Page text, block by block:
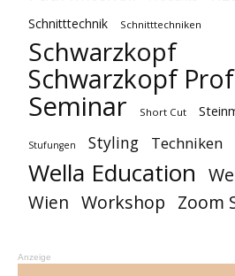
Schnitttechnik Schnitttechniken
Schwarzkopf
Schwarzkopf
Seminar Short Cut
Stufungen Styling Techniken
Wella Education
Wien Workshop Zoom
Anzeige